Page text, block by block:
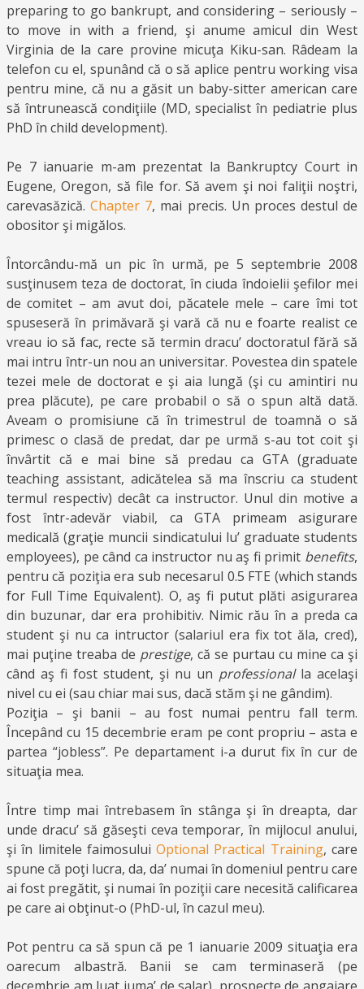
preparing to go bankrupt, and considering – seriously –
to move in with a friend, şi anume amicul din West
Virginia de la care provine micuţa Kiku-san. Râdeam la
telefon cu el, spunând că o să aplice pentru working visa
pentru mine, că nu a găsit un baby-sitter american care
să întrunească condiţiile (MD, specialist în pediatrie plus
PhD în child development).
Pe 7 ianuarie m-am prezentat la Bankruptcy Court in
Eugene, Oregon, să file for. Să avem şi noi faliţii noştri,
carevasăzică.Chapter 7, mai precis. Un proces destul de
obositor şi migălos.
Întorcându-mă un pic în urmă, pe 5 septembrie 2008
susţinusem teza de doctorat, în ciuda îndoielii şefilor mei
de comitet – am avut doi, păcatele mele – care îmi tot
spuseseră în primăvară şi vară că nu e foarte realist ce
vreau io să fac, recte să termin dracu’ doctoratul fără să
mai intru într-un nou an universitar. Povestea din spatele
tezei mele de doctorat e şi aia lungă (şi cu amintiri nu
prea plăcute), pe care probabil o să o spun altă dată.
Aveam o promisiune că în trimestrul de toamnă o să
primesc o clasă de predat, dar pe urmă s-au tot coit şi
învârtit că e mai bine să predau ca GTA (graduate
teaching assistant, adicătelea să ma înscriu ca student
termul respectiv) decât ca instructor. Unul din motive a
fost într-adevăr viabil, ca GTA primeam asigurare
medicală (graţie muncii sindicatului lu’ graduate students
employees), pe când ca instructor nu aş fi primit benefits,
pentru că poziţia era sub necesarul 0.5 FTE (which stands
for Full Time Equivalent). O, aş fi putut plăti asigurarea
din buzunar, dar era prohibitiv. Nimic rău în a preda ca
student şi nu ca intructor (salariul era fix tot ăla, cred),
mai puţine treaba de prestige, că se purtau cu mine ca şi
când aş fi fost student, şi nu un professional la acelaşi
nivel cu ei (sau chiar mai sus, dacă stăm şi ne gândim).
Poziţia – şi banii – au fost numai pentru fall term.
Începând cu 15 decembrie eram pe cont propriu – asta e
partea “jobless”. Pe departament i-a durut fix în cur de
situaţia mea.
Între timp mai întrebasem în stânga şi în dreapta, dar
unde dracu’ să găseşti ceva temporar, în mijlocul anului,
şi în limitele faimosuluiOptional Practical Training, care
spune că poţi lucra, da, da’ numai în domeniul pentru care
ai fost pregătit, şi numai în poziţii care necesită calificarea
pe care ai obţinut-o (PhD-ul, în cazul meu).
Pot pentru ca să spun că pe 1 ianuarie 2009 situaţia era
oarecum albastră. Banii se cam terminaseră (pe